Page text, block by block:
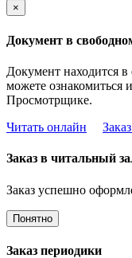
×
Документ в
Документ находится
можете ознакомиться
Просмотрщике.
Читать онлайн
Заказ в читальный
Заказ успешно
Понятно
Заказ периодики